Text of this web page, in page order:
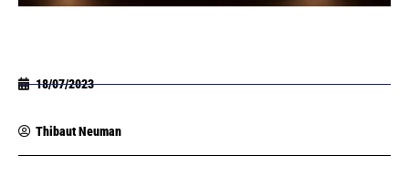
18/07/2023
Thibaut Neuman